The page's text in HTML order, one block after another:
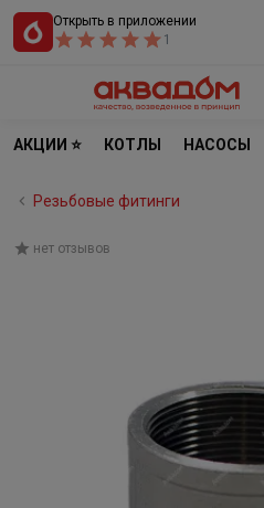
Открыть в приложении
1
АКЦИИ ⭐ КОТЛЫ НАСОСЫ
Резьбовые фитинги
нет отзывов